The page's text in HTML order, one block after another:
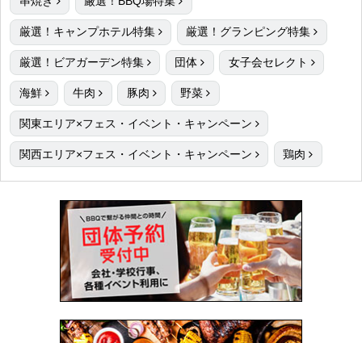
厳選！キャンプホテル特集 厳選！グランピング特集
厳選！ビアガーデン特集 団体 女子会セレクト
海鮮 牛肉 豚肉 野菜
関東エリア×フェス・イベント・キャンペーン
関西エリア×フェス・イベント・キャンペーン 鶏肉